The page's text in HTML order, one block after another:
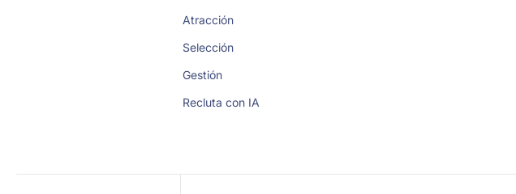
Atracción
Selección
Gestión
Recluta con IA